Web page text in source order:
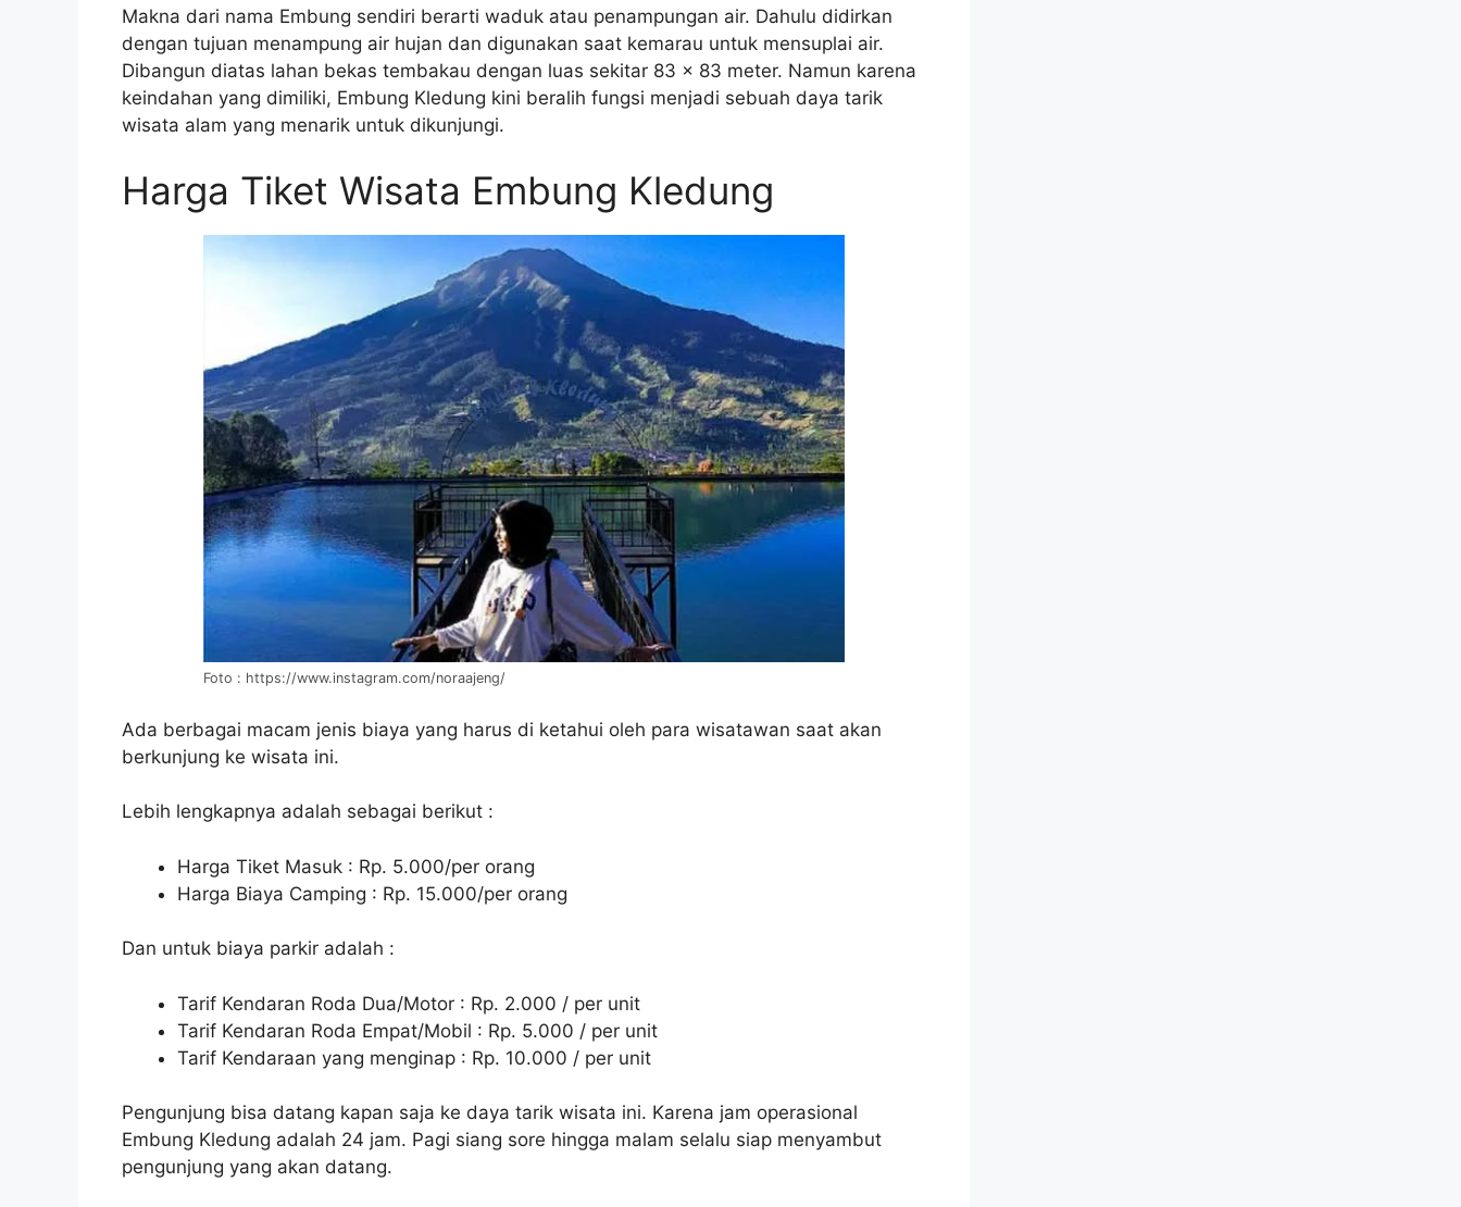
Makna dari nama Embung sendiri berarti waduk atau penampungan air. Dahulu didirkan
dengan tujuan menampung air hujan dan digunakan saat kemarau untuk mensuplai air.
Dibangun diatas lahan bekas tembakau dengan luas sekitar 83 x 83 meter. Namun karena
keindahan yang dimiliki, Embung Kledung kini beralih fungsi menjadi sebuah daya tarik
wisata alam yang menarik untuk dikunjungi.
Harga Tiket Wisata Embung Kledung
Foto : https://www.instagram.com/noraajeng/
Ada berbagai macam jenis biaya yang harus di ketahui oleh para wisatawan saat akan
berkunjung ke wisata ini.
Lebih lengkapnya adalah sebagai berikut :
Harga Tiket Masuk : Rp. 5.000/per orang
Harga Biaya Camping : Rp. 15.000/per orang
Dan untuk biaya parkir adalah :
Tarif Kendaran Roda Dua/Motor : Rp. 2.000 / per unit
Tarif Kendaran Roda Empat/Mobil : Rp. 5.000 / per unit
Tarif Kendaraan yang menginap : Rp. 10.000 / per unit
Pengunjung bisa datang kapan saja ke daya tarik wisata ini. Karena jam operasional
Embung Kledung adalah 24 jam. Pagi siang sore hingga malam selalu siap menyambut
pengunjung yang akan datang.